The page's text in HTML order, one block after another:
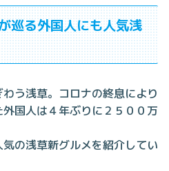
巡る外国人にも人気浅
う浅草。コロナの終息により
国人は４年ぶりに２５００万
の浅草新グルメを紹介してい